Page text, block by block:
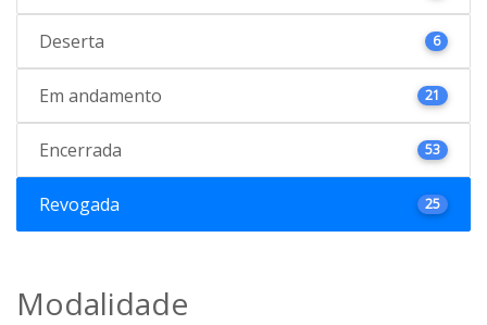
Deserta 6
Em andamento 21
Encerrada 53
Revogada 25
Modalidade